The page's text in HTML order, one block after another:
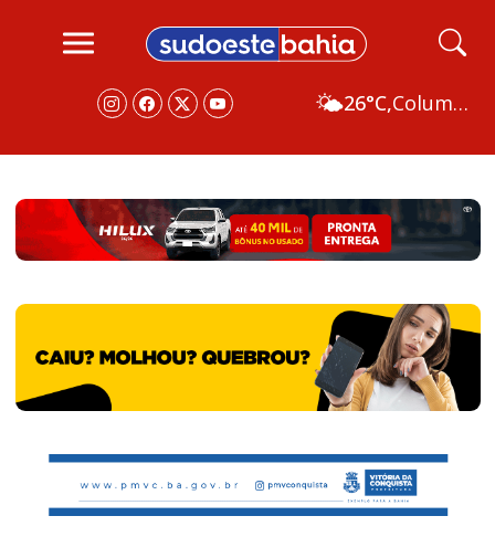
🌤️26°C, Columbus